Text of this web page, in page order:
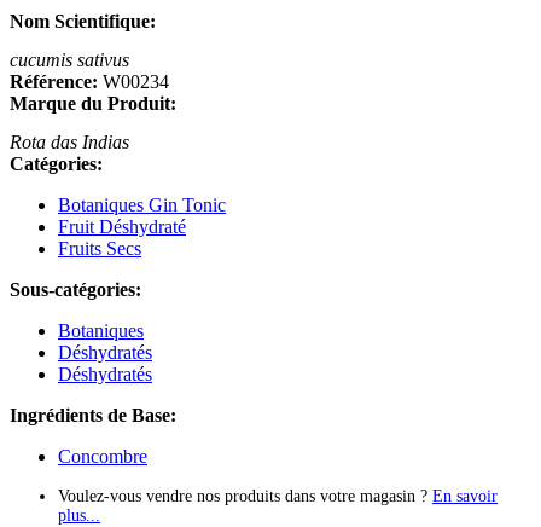
Nom Scientifique:
cucumis sativus
Référence: W00234
Marque du Produit:
Rota das Indias
Catégories:
Botaniques Gin Tonic
Fruit Déshydraté
Fruits Secs
Sous-catégories:
Botaniques
Déshydratés
Déshydratés
Ingrédients de Base:
Concombre
Voulez-vous vendre nos produits dans votre magasin ? En savoir
plus...